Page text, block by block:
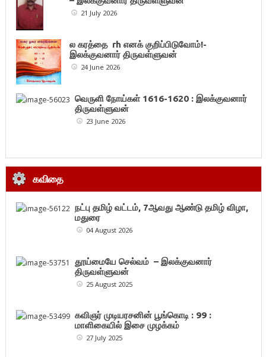
21 July 2026
ல கரத்தை rh எனக் குறிப்பிடுவோம்!-
இலக்குவனார் திருவள்ளுவன்
24 June 2026
வெருளி நோய்கள் 1616-1620 : இலக்குவனார்
திருவள்ளுவன்
23 June 2026
கவிதை
நட்பு தமிழ் வட்டம், 7ஆவது ஆண்டு தமிழ் விழா,
மதுரை
04 August 2026
தூய்மையே செல்வம் – இலக்குவனார்
திருவள்ளுவன்
25 August 2025
கவிஞர் முடியரசனின் பூங்கொடி : 99 :
மாளிகையில் இசை முழக்கம்
27 July 2025